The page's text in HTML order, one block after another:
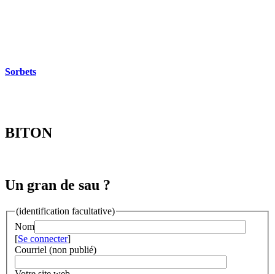
Sorbets
BITON
Un gran de sau ?
(identification facultative)
Nom
[Se connecter]
Courriel (non publié)